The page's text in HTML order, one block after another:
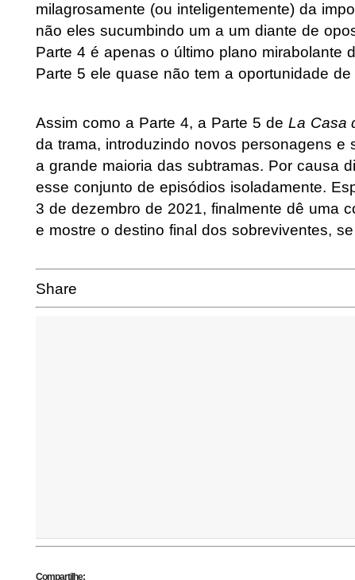
milagrosamente (ou inteligentemente) da
não eles sucumbindo um a um diante de
Parte 4 é apenas o último plano mirabolante
Parte 5 ele quase não tem a oportunidade
Assim como a Parte 4, a Parte 5 de La Casa
da trama, introduzindo novos personagens
a grande maioria das subtramas. Por causa
esse conjunto de episódios isoladamente.
3 de dezembro de 2021, finalmente dê uma
e mostre o destino final dos sobreviventes,
Share
Compartilhe: